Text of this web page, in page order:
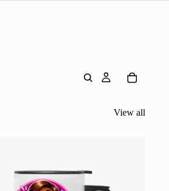
View all